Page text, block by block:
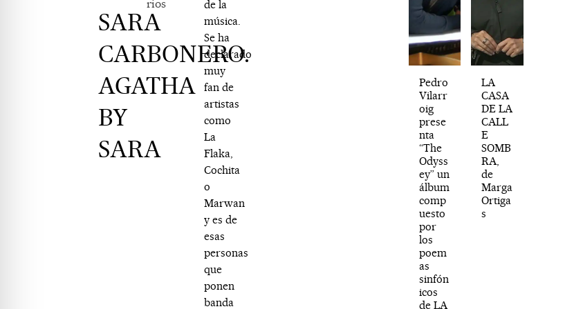
SARA
CARBONERO.
AGATHA
BY
SARA
rios
de la
música.
Se ha
declarado
muy
fan de
artistas
como
La
Flaka,
Cochita
o
Marwan
y es de
esas
personas
que
ponen
banda
Pedro
Vilarr
oig
prese
nta
“The
Odyss
ey” un
álbum
comp
uesto
por
los
poem
as
sinfón
icos
de LA
LA
CASA
DE LA
CALL
E
SOMB
RA,
de
Marga
Ortiga
s